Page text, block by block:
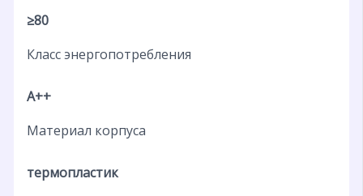
≥80
Класс энергопотребления
A++
Материал корпуса
термопластик